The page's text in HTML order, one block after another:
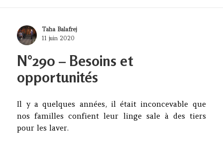
Author
Taha Balafrej
Posted
11 juin 2020
N°290 – Besoins et
opportunités
Il y a quelques années, il était inconcevable que
nos familles confient leur linge sale à des tiers
pour les laver.